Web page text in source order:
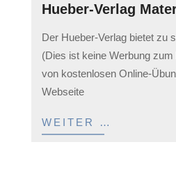
Hueber-Verlag
04-
05
Der Hueber-Verlag bietet zu
(Dies ist keine Werbung
von kostenlosen Online-
Webseite
WEITER …